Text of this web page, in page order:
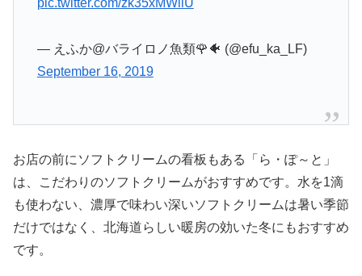
pic.twitter.com/zk35xMWilU
— えふか@バライロノ魚類🌹🐠 (@efu_ka_LF)
September 16, 2019
お店の前にソフトクリームの看板もある「ら・ぽ～と」
は、こだわりのソフトクリームがおすすめです。水を1滴
も使わない、濃厚で味わい深いソフトクリームは暑い季節
だけではなく、北海道らしい暖房の効いた冬にもおすすめ
です。